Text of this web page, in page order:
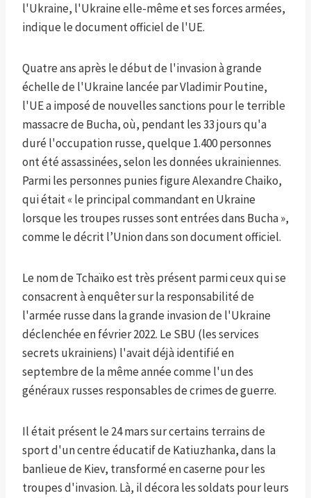
l'Ukraine, l'Ukraine elle-même et ses forces armées,
indique le document officiel de l'UE.
Quatre ans après le début de l'invasion à grande
échelle de l'Ukraine lancée par Vladimir Poutine,
l'UE a imposé de nouvelles sanctions pour le terrible
massacre de Bucha, où, pendant les 33 jours qu'a
duré l'occupation russe, quelque 1.400 personnes
ont été assassinées, selon les données ukrainiennes.
Parmi les personnes punies figure Alexandre Chaiko,
qui était « le principal commandant en Ukraine
lorsque les troupes russes sont entrées dans Bucha »,
comme le décrit l’Union dans son document officiel.
Le nom de Tchaïko est très présent parmi ceux qui se
consacrent à enquêter sur la responsabilité de
l'armée russe dans la grande invasion de l'Ukraine
déclenchée en février 2022. Le SBU (les services
secrets ukrainiens) l'avait déjà identifié en
septembre de la même année comme l'un des
généraux russes responsables de crimes de guerre.
Il était présent le 24 mars sur certains terrains de
sport d'un centre éducatif de Katiuzhanka, dans la
banlieue de Kiev, transformé en caserne pour les
troupes d'invasion. Là, il décora les soldats pour leurs